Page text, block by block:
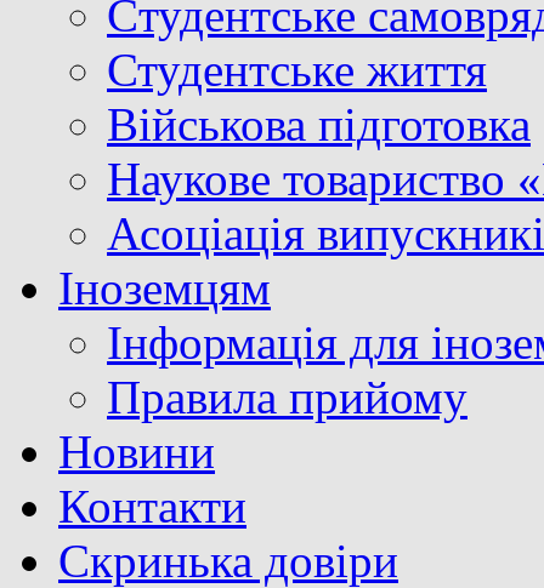
Cтудентське
Студентське життя
Військова підготовка
Наукове товариство
Асоціація
Іноземцям
Інформація для
Правила прийому
Новини
Контакти
Скринька довіри